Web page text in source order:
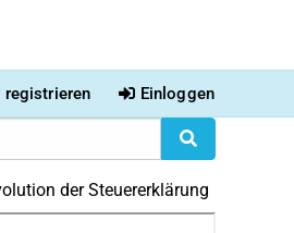
registrieren Einloggen
der Steuererklärung